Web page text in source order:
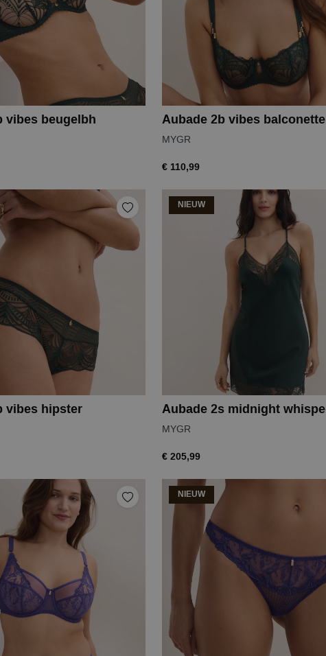
vibes beugelbh Aubade 2b vibes balconette
MYGR
€ 110,99
vibes hipster
NIEUW
MYGR
€ 205,99
NIEUW